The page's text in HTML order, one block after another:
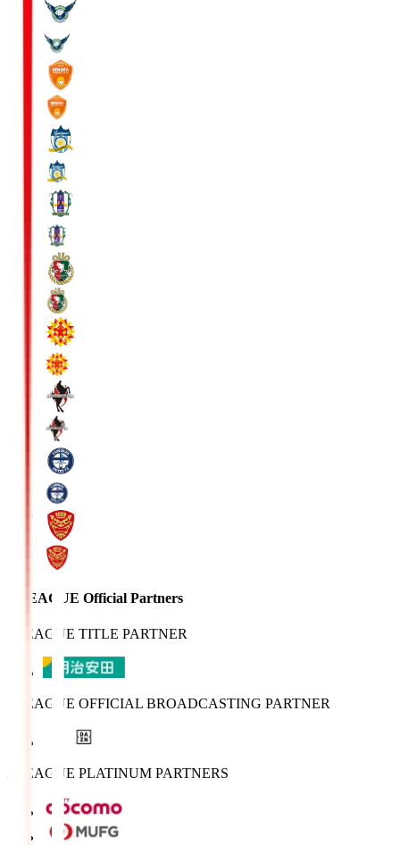
J.LEAGUE Official Partners
J.LEAGUE TITLE PARTNER
J.LEAGUE OFFICIAL BROADCASTING PARTNER
J.LEAGUE PLATINUM PARTNERS